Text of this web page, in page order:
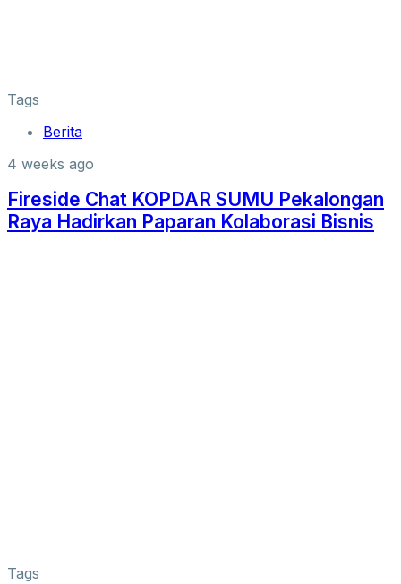
Tags
Berita
4 weeks ago
Fireside Chat KOPDAR SUMU Pekalongan
Raya Hadirkan Paparan Kolaborasi Bisnis
Tags